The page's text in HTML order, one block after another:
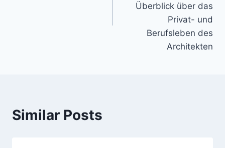
Überblick über das
Privat- und
Berufsleben des
Architekten
Similar Posts